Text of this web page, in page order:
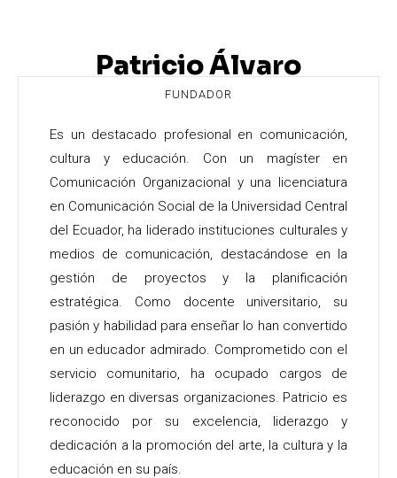
Patricio Álvaro
FUNDADOR
Es un destacado profesional en comunicación,
cultura y educación. Con un magíster en
Comunicación Organizacional y una licenciatura
en Comunicación Social de la Universidad Central
del Ecuador, ha liderado instituciones culturales y
medios de comunicación, destacándose en la
gestión de proyectos y la planificación
estratégica. Como docente universitario, su
pasión y habilidad para enseñar lo han convertido
en un educador admirado. Comprometido con el
servicio comunitario, ha ocupado cargos de
liderazgo en diversas organizaciones. Patricio es
reconocido por su excelencia, liderazgo y
dedicación a la promoción del arte, la cultura y la
educación en su país.